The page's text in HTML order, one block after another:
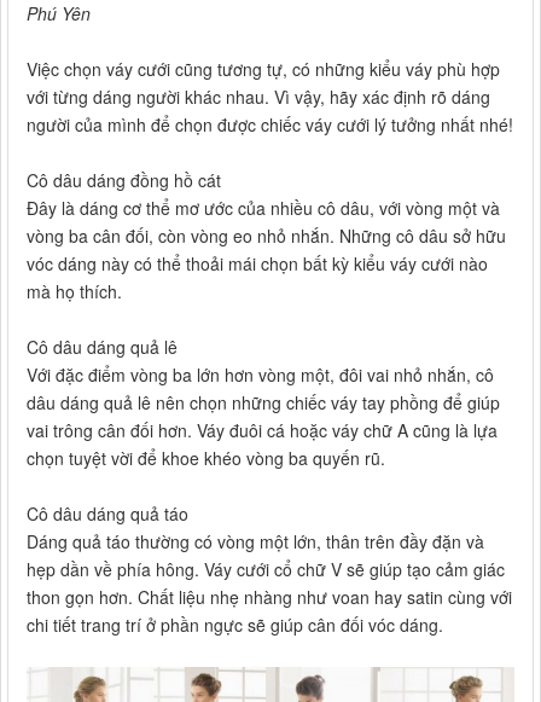
Phú Yên
Việc chọn váy cưới cũng tương tự, có những kiểu váy phù hợp
với từng dáng người khác nhau. Vì vậy, hãy xác định rõ dáng
người của mình để chọn được chiếc váy cưới lý tưởng nhất nhé!
Cô dâu dáng đồng hồ cát
Đây là dáng cơ thể mơ ước của nhiều cô dâu, với vòng một và
vòng ba cân đối, còn vòng eo nhỏ nhắn. Những cô dâu sở hữu
vóc dáng này có thể thoải mái chọn bất kỳ kiểu váy cưới nào
mà họ thích.
Cô dâu dáng quả lê
Với đặc điểm vòng ba lớn hơn vòng một, đôi vai nhỏ nhắn, cô
dâu dáng quả lê nên chọn những chiếc váy tay phồng để giúp
vai trông cân đối hơn. Váy đuôi cá hoặc váy chữ A cũng là lựa
chọn tuyệt vời để khoe khéo vòng ba quyến rũ.
Cô dâu dáng quả táo
Dáng quả táo thường có vòng một lớn, thân trên đầy đặn và
hẹp dần về phía hông. Váy cưới cổ chữ V sẽ giúp tạo cảm giác
thon gọn hơn. Chất liệu nhẹ nhàng như voan hay satin cùng với
chi tiết trang trí ở phần ngực sẽ giúp cân đối vóc dáng.